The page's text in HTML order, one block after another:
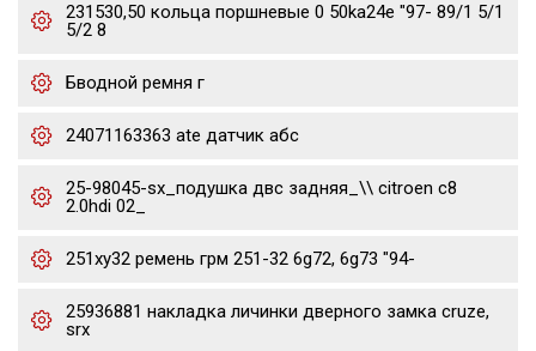
231530,50 кольца поршневые 0 50ka24e "97- 89/1 5/1
5/2 8
Бводной ремня г
24071163363 ate датчик абс
25-98045-sx_подушка двс задняя_\\ citroen c8
2.0hdi 02_
251xy32 ремень грм 251-32 6g72, 6g73 "94-
25936881 накладка личинки дверного замка cruze,
srx